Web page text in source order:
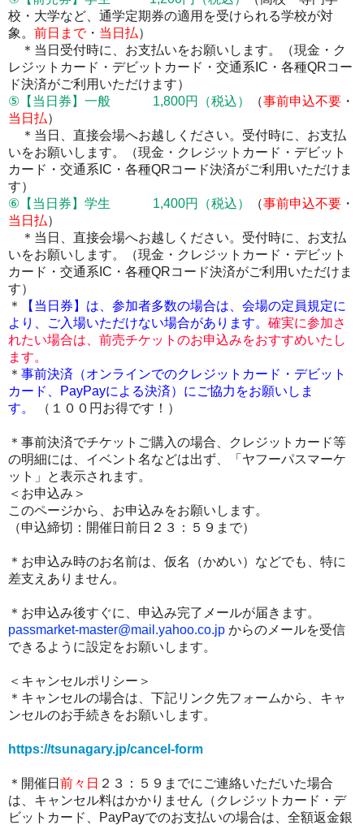
校・大学など、通学定期券の適用を受けられる学校が対
象。 前日まで・ 当日払）
＊当日受付時に、お支払いをお願いします。
（現金・ク
レジットカード・デビットカード・交通系IC・各種QRコー
ド決済がご利用いただけます）
⑤【当日券】一般 1,800円
（税込） （事前申込不要 ・
当日払）
＊当日、直接会場へお越しください。受付時に、お支払
いをお願いします。
（現金・クレジットカード・デビット
カード・交通系IC・各種QRコード決済がご利用いただけま
す）
⑥【当日券】学生 1,400円
（税込） （事前申込不要 ・
当日払）
＊当日、直接会場へお越しください。受付時に、お支払
いをお願いします。
（現金・クレジットカード・デビット
カード・交通系IC・各種QRコード決済がご利用いただけま
す）
＊
【当日券】は、 参加者多数の場合は、会場の定員規定に
より、ご入場いただけない場合があります。 確実に参加さ
れたい場合は、前売チケットのお申込みをおすすめいたし
ます。
＊ 事前決済（オンラインでのクレジットカード・デビット
カード、PayPayによる決済）にご協力をお願いしま
す。
（１００円お得です！）
＊事前決済でチケットご購入の場合、クレジットカード等
の明細には、イベント名などは出ず、「ヤフーパスマーケ
ット」と表示されます。
＜お申込み＞
このページから、お申込みをお願いします。
（申込締切：開催日前日２３：５９まで）
＊お申込み時のお名前は、仮名（かめい）などでも、特に
差支えありません。
＊お申込み後すぐに、申込み完了メールが届きます。
passmarket-master@mail.yahoo.co.jp からのメールを受信
できるように設定をお願いします。
＜キャンセルポリシー＞
＊キャンセルの場合は、下記リンク先フォームから、キャ
ンセルのお手続きをお願いします。
https://tsunagary.jp/cancel-form
＊開催日 前々日 ２３：５９までにご連絡いただいた場合
は、キャンセル料はかかりません（クレジットカード・デ
ビットカード、PayPayでのお支払いの場合は、全額返金銀